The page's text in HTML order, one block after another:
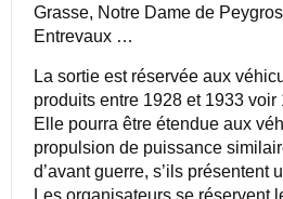
Grasse, Notre Dame de
Entrevaux …
La sortie est réservée aux
produits entre 1928 et 1933
Elle pourra être étendue aux
propulsion de puissance
d’avant guerre, s’ils présentent
Les organisateurs se réservent